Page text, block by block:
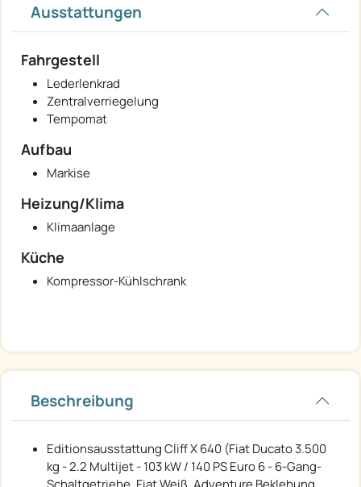
Ausstattungen
Fahrgestell
Lederlenkrad
Zentralverriegelung
Tempomat
Aufbau
Markise
Heizung/Klima
Klimaanlage
Küche
Kompressor-Kühlschrank
Beschreibung
Editionsausstattung Cliff X 640 (Fiat Ducato 3.500
kg - 2.2 Multijet - 103 kW / 140 PS Euro 6 - 6-Gang-